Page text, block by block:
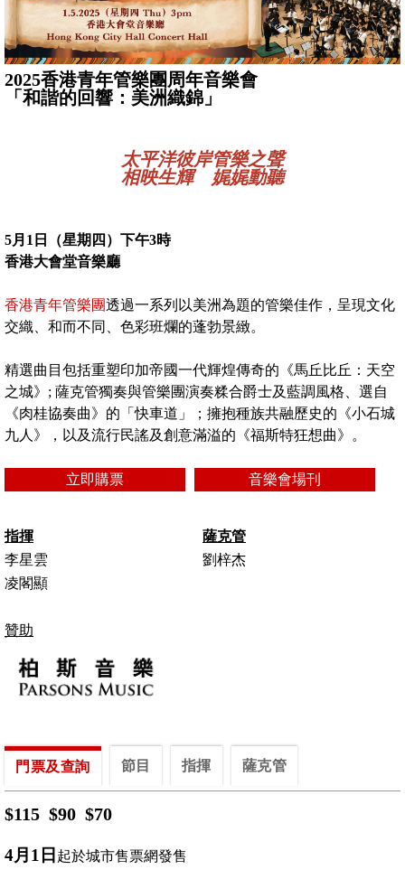
2025香港青年管樂團 周年音樂會
「和諧的回響：美洲織錦」
太平洋彼岸管樂之聲
相映生輝 娓娓動聽
5月1 日（星期四）下午3時
香港大會堂音樂廳
香港青年管樂團透過一系列以美洲為題的管樂佳作，呈現文化
交織、和而不同、色彩班爛的蓬勃景緻。
精選曲目包括重塑印加帝國一代輝煌傳奇的《馬丘比丘：天空
之城》; 薩克管獨奏與管樂團演奏糅合爵士及藍調風格、選自
《肉桂協奏曲》的「快車道」；擁抱種族共融歷史的《小石城
九人》，以及流行民謠及創意滿溢的《福斯特狂想曲》。
立即購票 音樂會場刊
指揮
薩克管
李星雲
劉梓杰
凌閣顯
贊助
門票及查詢 節目 指揮 薩克管
$115 $90 $70
4月1日 起於城市售票網發售